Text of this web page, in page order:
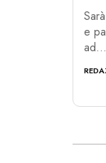
e
ad...